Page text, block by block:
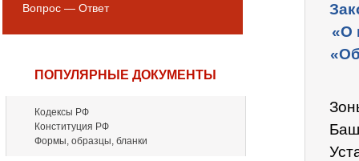
Вопрос — Ответ
ПОПУЛЯРНЫЕ ДОКУМЕНТЫ
Кодексы РФ
Конституция РФ
Формы, образцы, бланки
«О